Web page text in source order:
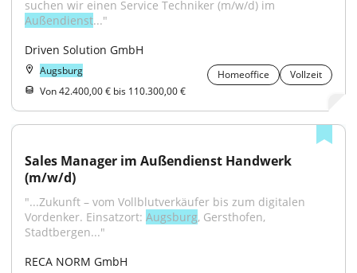
Außendienst..."
Driven Solution GmbH
Augsburg Homeoffice
Vollzeit
Von 42.400,00 € bis 110.300,00 €
Sales Manager im Außendienst Handwerk
(m/w/d)
"...Zukunft – vom Vollblutverkäufer bis zum digitalen
Vordenker. Einsatzort: Augsburg, Gersthofen,
Stadtbergen..."
RECA NORM GmbH